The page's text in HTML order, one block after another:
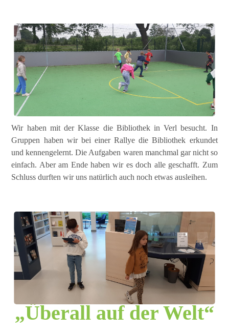
Besuch in der
Bibliothek
Wir haben mit der Klasse die Bibliothek in Verl besucht. In
Gruppen haben wir bei einer Rallye die Bibliothek erkundet
und kennengelernt. Die Aufgaben waren manchmal gar nicht so
einfach. Aber am Ende haben wir es doch alle geschafft. Zum
Schluss durften wir uns natürlich auch noch etwas ausleihen.
„Überall auf der Welt“